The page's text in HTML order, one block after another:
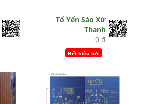
Tổ Yến Sào Xứ
Thanh
0 đ
Hết hiệu lực